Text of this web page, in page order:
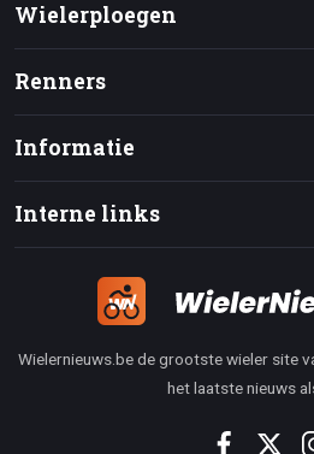
Wielerploegen
Renners
Informatie
Interne links
Wielernieuws.be de grootste wieler site
het laatste nieuws